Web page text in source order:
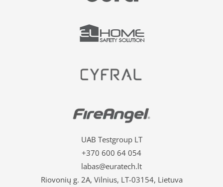
UAB Testgroup LT
+370 600 64 054
labas@euratech.lt
Riovonių g. 2A, Vilnius, LT-03154, Lietuva